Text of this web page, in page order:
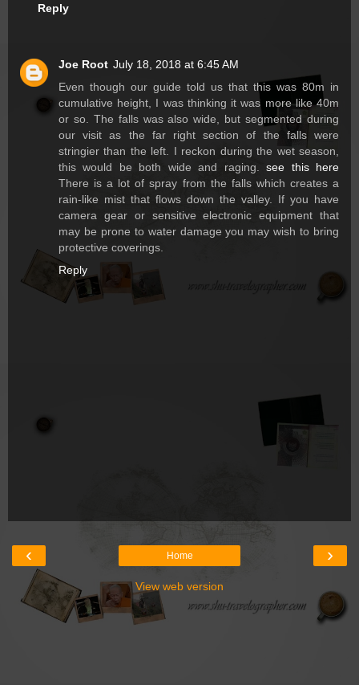
Reply
Joe Root July 18, 2018 at 6:45 AM
Even though our guide told us that this was 80m in
cumulative height, I was thinking it was more like 40m
or so. The falls was also wide, but segmented during
our visit as the far right section of the falls were
stringier than the left. I reckon during the wet season,
this would be both wide and raging.see this here
There is a lot of spray from the falls which creates a
rain-like mist that flows down the valley. If you have
camera gear or sensitive electronic equipment that
may be prone to water damage you may wish to bring
protective coverings.
Reply
‹ ›
Home
View web version